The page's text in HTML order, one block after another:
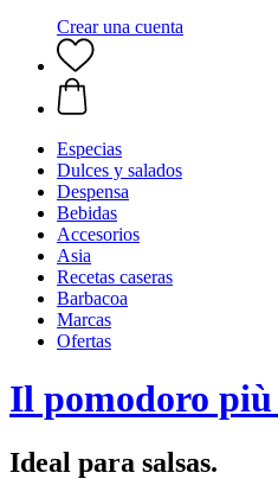
Crear una cuenta
Especias
Dulces y salados
Despensa
Bebidas
Accesorios
Asia
Recetas caseras
Barbacoa
Marcas
Ofertas
Il pomodoro
Ideal para salsas.